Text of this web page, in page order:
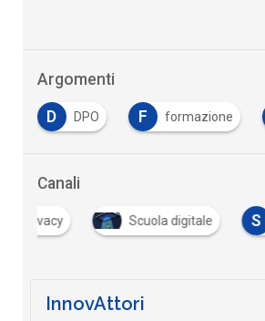
Argomenti
D DPO F formazione
Canali
Privacy Scuola digitale S
InnovAttori